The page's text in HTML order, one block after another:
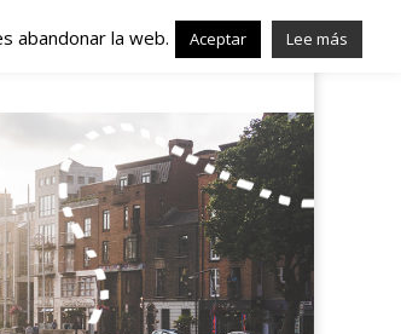
en
abandonar la web. Aceptar Lee más